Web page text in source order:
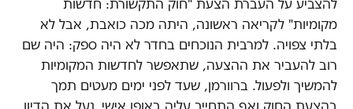
להצביע על העברת הצעת "חוק התקשורת: חדשות
מקומיות" לקריאה ראשונה, היתה מכה כואבת, אבל לא
בלתי צפויה. למרבית הנוכחים בחדר לא היה ספק: היה שם
רוב להעביר את ההצעה, שתאפשר לחדשות המקומיות
להמשיך ולפעול. ברוורמן, שעד לפני ימים מעטים תמך